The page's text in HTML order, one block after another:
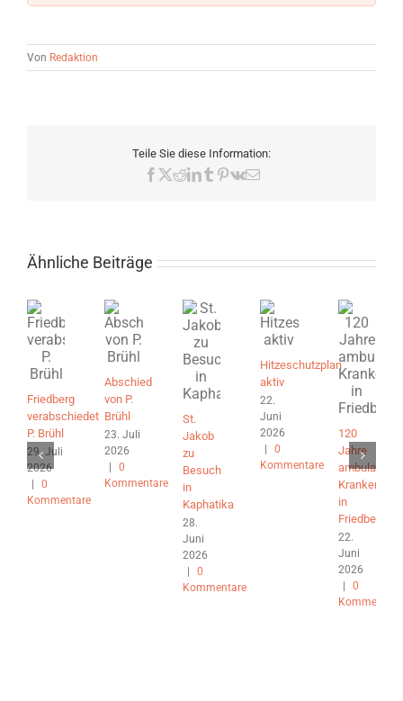
Von Redaktion
Teile Sie diese Information:
Facebook
X Reddit
LinkedIn
Tumblr
Pinterest
VkE-
Ähnliche Beiträge
Friedberg
verabschiedet
P. Brühl
29. Juli
2026
0
Kommentare
Abschied
von P.
Brühl
23. Juli
2026
0
Kommentare
St.
Jakob
zu
Besuch
in
Kaphatika
28.
Juni
2026
0
Kommentare
Hitzeschutzplan
aktiv
22.
Juni
2026
0
Kommentare
120
Jahre
ambulante
in
Friedberg
22.
Juni
2026
0
Kommentare